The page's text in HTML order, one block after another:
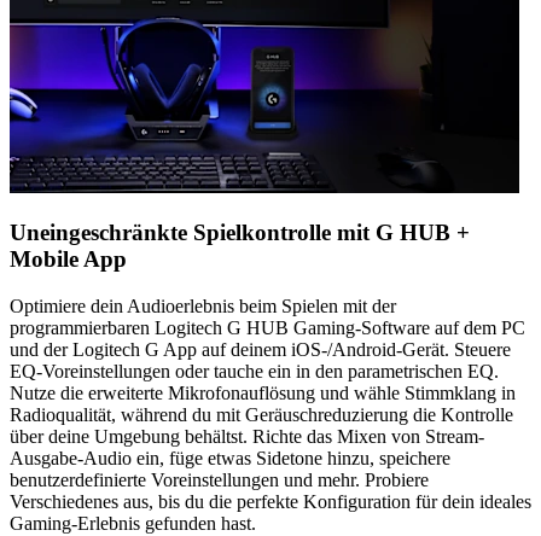
Uneingeschränkte Spielkontrolle mit G HUB +
Mobile App
Optimiere dein Audioerlebnis beim Spielen mit der
programmierbaren Logitech G HUB Gaming-Software auf dem PC
und der Logitech G App auf deinem iOS-/Android-Gerät. Steuere
EQ-Voreinstellungen oder tauche ein in den parametrischen EQ.
Nutze die erweiterte Mikrofonauflösung und wähle Stimmklang in
Radioqualität, während du mit Geräuschreduzierung die Kontrolle
über deine Umgebung behältst. Richte das Mixen von Stream-
Ausgabe-Audio ein, füge etwas Sidetone hinzu, speichere
benutzerdefinierte Voreinstellungen und mehr. Probiere
Verschiedenes aus, bis du die perfekte Konfiguration für dein ideales
Gaming-Erlebnis gefunden hast.